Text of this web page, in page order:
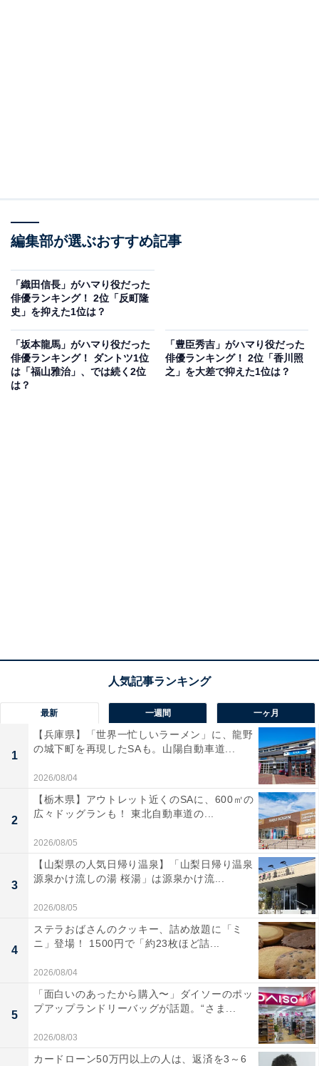
編集部が選ぶおすすめ記事
「織田信長」がハマり役だった
俳優ランキング！ 2位「反町隆
史」を抑えた1位は？
「坂本龍馬」がハマり役だった
俳優ランキング！ ダントツ1位
は「福山雅治」、では続く2位
は？
「豊臣秀吉」がハマり役だった
俳優ランキング！ 2位「香川照
之」を大差で抑えた1位は？
最新 一週間 一ヶ月
1
【兵庫県】「世界一忙しいラーメン」に、龍野
の城下町を再現したSAも。山陽自動車道...
2026/08/04
2
【栃木県】アウトレット近くのSAに、600㎡の
広々ドッグランも！ 東北自動車道の...
2026/08/05
3
【山梨県の人気日帰り温泉】「山梨日帰り温泉
源泉かけ流しの湯 桜湯」は源泉かけ流...
2026/08/05
4
ステラおばさんのクッキー、詰め放題に「ミ
ニ」登場！ 1500円で「約23枚ほど詰...
2026/08/04
5
「面白いのあったから購入〜」ダイソーのポッ
プアップランドリーバッグが話題。“さま...
2026/08/03
カードローン50万円以上の人は、返済を3～6